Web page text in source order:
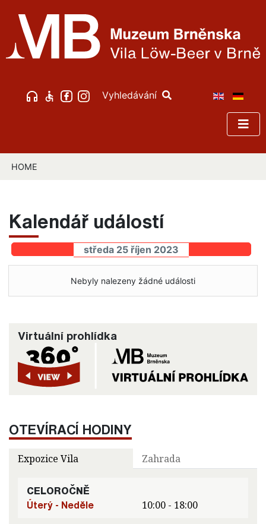
Vyhledávání
HOME
Kalendář událostí
středa 25 říjen 2023
Nebyly nalezeny žádné události
Virtuální prohlídka
OTEVÍRACÍ HODINY
Expozice Vila Zahrada
CELOROČNĚ
Úterý - Neděle
10:00 - 18:00